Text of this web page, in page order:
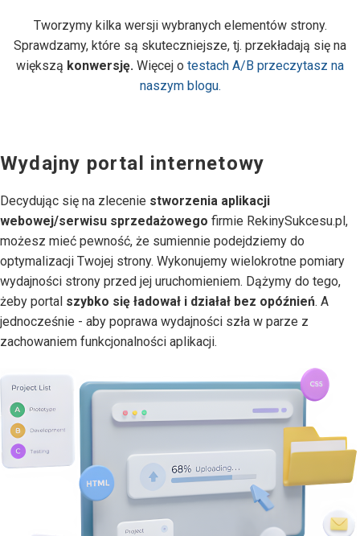
Tworzymy kilka wersji wybranych elementów strony.
Sprawdzamy, które są skuteczniejsze, tj. przekładają się na
większą konwersję. Więcej o testach A/B przeczytasz na
naszym blogu.
Wydajny portal internetowy
Decydując się na zlecenie stworzenia aplikacji
webowej/serwisu sprzedażowego firmie RekinySukcesu.pl,
możesz mieć pewność, że sumiennie podejdziemy do
optymalizacji Twojej strony. Wykonujemy wielokrotne pomiary
wydajności strony przed jej uruchomieniem. Dążymy do tego,
żeby portal szybko się ładował i działał bez opóźnień. A
jednocześnie - aby poprawa wydajności szła w parze z
zachowaniem funkcjonalności aplikacji.